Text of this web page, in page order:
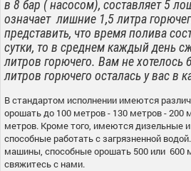
в 8 бар ( насосом), составляет 5
означает лишние 1,5 литра
представить, что время полива
сутки, то в среднем каждый день
литров горючего. Вам не хотелось
литров горючего осталась у вас в
В стандартом исполнении имеются
орошать до 100 метров - 130 метров - 200
метров. Кроме того, имеются дизельные
способные работать с загрязненной
машины, способные орошать 500 или 600
свяжитесь с нами.